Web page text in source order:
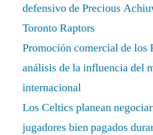
defensivo de Precious
Toronto Raptors
Promoción comercial de los
análisis de la influencia del
internacional
Los Celtics planean
jugadores bien pagados